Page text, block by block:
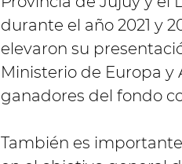
durante el año 2021 y
elevaron su
Ministerio de Europa y
ganadores del fondo
También es